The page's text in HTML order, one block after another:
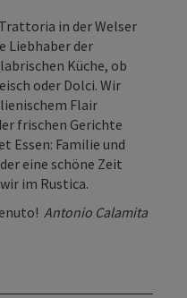
in der Welser
Liebhaber der
Küche, ob
oder Dolci. Wir
Flair
frischen Gerichte
Essen: Familie und
eine schöne Zeit
im Rustica.
Antonio Calamita